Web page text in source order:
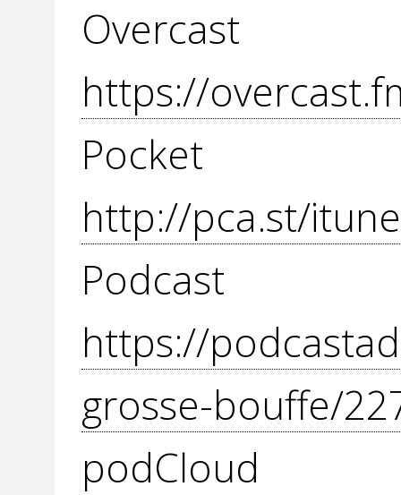
https://
http://pca.st/
https://
grosse-bouffe/